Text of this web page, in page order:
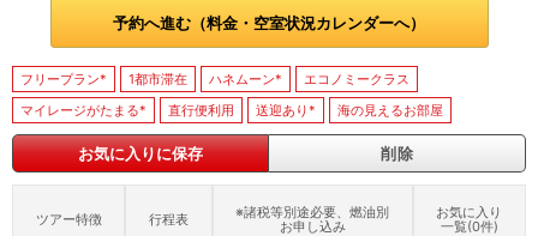
予約へ進む（料金・空室状況カレンダーへ）
フリープラン* 1都市滞在 ハネムーン*
エコノミークラス
マイレージがたまる*
直行便利用 送迎あり* 海の見えるお部屋
お気に入りに保存 削除
ツアー特徴 行程表
※諸税等別途必要、燃油別
お申し込み
お気に入り
一覧(0件)